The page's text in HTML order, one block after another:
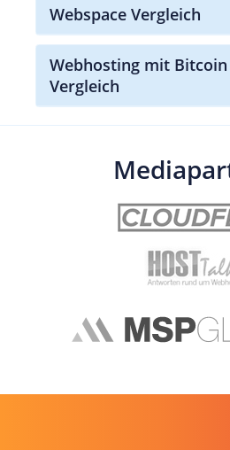
Webspace Vergleich
Webhosting mit
Vergleich